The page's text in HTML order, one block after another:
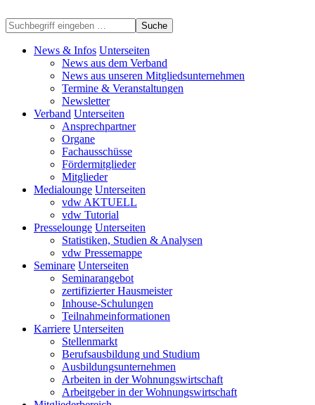
Suche
News & Infos Unterseiten
News aus dem Verband
News aus unseren Mitgliedsunternehmen
Termine & Veranstaltungen
Newsletter
Verband Unterseiten
Ansprechpartner
Organe
Fachausschüsse
Fördermitglieder
Mitglieder
Medialounge Unterseiten
vdw AKTUELL
vdw Tutorial
Presselounge Unterseiten
Statistiken, Studien & Analysen
vdw Pressemappe
Seminare Unterseiten
Seminarangebot
zertifizierter Hausmeister
Inhouse-Schulungen
Teilnahmeinformationen
Karriere Unterseiten
Stellenmarkt
Berufsausbildung und Studium
Ausbildungsunternehmen
Arbeiten in der Wohnungswirtschaft
Arbeitgeber in der Wohnungswirtschaft